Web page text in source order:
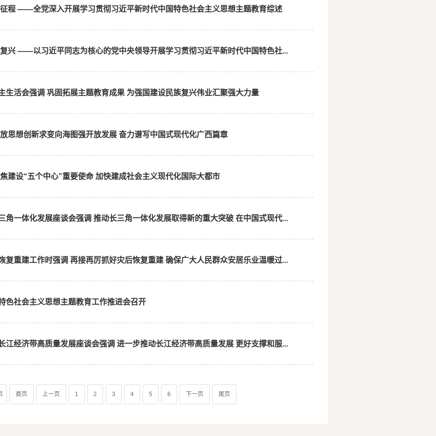
程 ——全党深入开展学习贯彻习近平新时代中国特色社会主义思想主题教育综述
兴 ——以习近平同志为核心的党中央领导开展学习贯彻习近平新时代中国特色社...
生活会强调 巩固拓展主题教育成果 为强国建设民族复兴伟业汇聚强大力量
思想创新求变向海图强开放发展 奋力谱写中国式现代化广西篇章
建设“五个中心”重要使命 加快建成社会主义现代化国际大都市
角一体化发展座谈会强调 推动长三角一体化发展取得新的重大突破 在中国式现代...
复重建工作时强调 再接再厉抓好灾后恢复重建 确保广大人民群众安居乐业温暖过...
色社会主义思想主题教育工作推进会召开
江经济带高质量发展座谈会强调 进一步推动长江经济带高质量发展 更好支撑和服...
首页 上一页 1 2 3 4 5 6 下一页 尾页